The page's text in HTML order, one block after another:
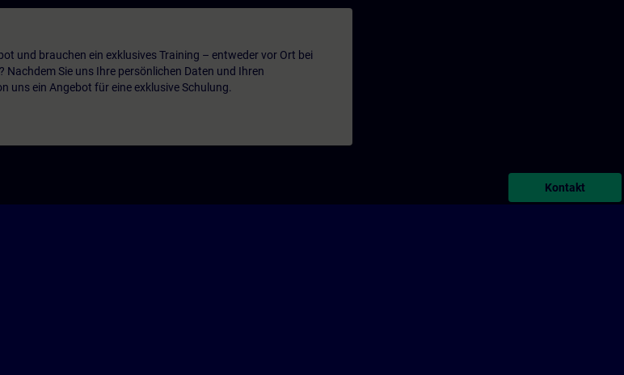
und brauchen ein exklusives Training – entweder vor Ort bei
Nachdem Sie uns Ihre persönlichen Daten und Ihren
uns ein Angebot für eine exklusive Schulung.
Kontakt